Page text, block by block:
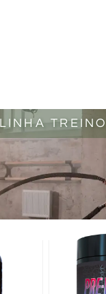
LINHA TREINO